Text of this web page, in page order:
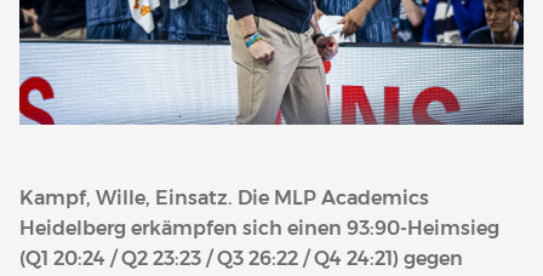
Kampf, Wille, Einsatz. Die MLP Academics
Heidelberg erkämpfen sich einen 93:90-Heimsieg
(Q1 20:24 / Q2 23:23 / Q3 26:22 / Q4 24:21) gegen